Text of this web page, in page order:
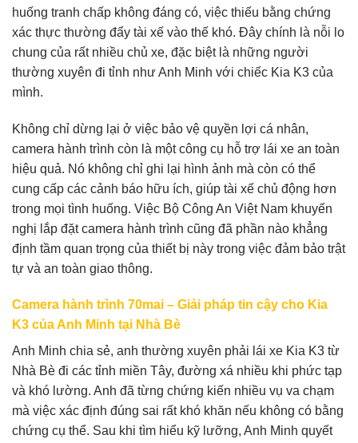
huống tranh chấp không đáng có, việc thiếu bằng chứng
xác thực thường đẩy tài xế vào thế khó. Đây chính là nỗi lo
chung của rất nhiều chủ xe, đặc biệt là những người
thường xuyên đi tỉnh như Anh Minh với chiếc Kia K3 của
mình.
Không chỉ dừng lại ở việc bảo vệ quyền lợi cá nhân,
camera hành trình còn là một công cụ hỗ trợ lái xe an toàn
hiệu quả. Nó không chỉ ghi lại hình ảnh mà còn có thể
cung cấp các cảnh báo hữu ích, giúp tài xế chủ động hơn
trong mọi tình huống. Việc Bộ Công An Việt Nam khuyến
nghị lắp đặt camera hành trình cũng đã phần nào khẳng
định tầm quan trọng của thiết bị này trong việc đảm bảo trật
tự và an toàn giao thông.
Camera hành trình 70mai – Giải pháp tin cậy cho Kia
K3 của Anh Minh tại Nhà Bè
Anh Minh chia sẻ, anh thường xuyên phải lái xe Kia K3 từ
Nhà Bè đi các tỉnh miền Tây, đường xá nhiều khi phức tạp
và khó lường. Anh đã từng chứng kiến nhiều vụ va chạm
mà việc xác định đúng sai rất khó khăn nếu không có bằng
chứng cụ thể. Sau khi tìm hiểu kỹ lưỡng, Anh Minh quyết